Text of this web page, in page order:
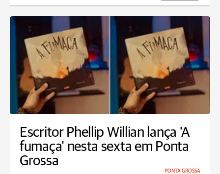
Escritor Phellip Willian lança 'A
fumaça' nesta sexta em Ponta
Grossa
PONTA GROSSA